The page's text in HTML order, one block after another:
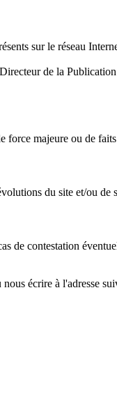
sur le réseau
de la
force majeure ou de
du site et/ou de
de contestation
nous écrire à l'adresse